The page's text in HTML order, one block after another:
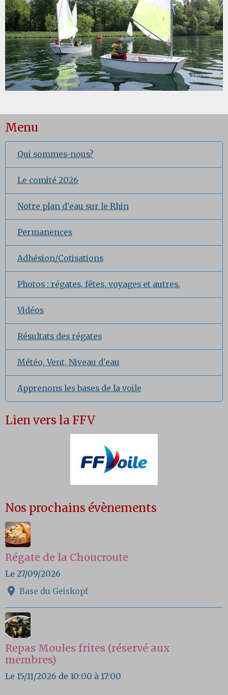
Menu
Qui sommes-nous?
Le comité 2026
Notre plan d'eau sur le Rhin
Permanences
Adhésion/Cotisations
Photos : régates, fêtes, voyages et autres.
Vidéos
Résultats des régates
Météo, Vent, Niveau d'eau
Apprenons les bases de la voile
Lien vers la FFV
Nos prochains évènements
Régate de la Choucroute
Le 27/09/2026
Base du Geiskopf
Repas Moules frites (réservé aux
membres)
Le 15/11/2026 de 10:00 à 17:00